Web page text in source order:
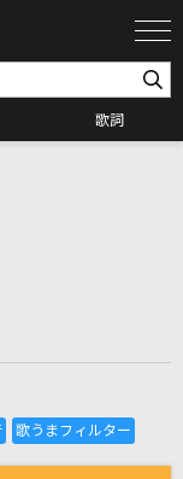
歌詞